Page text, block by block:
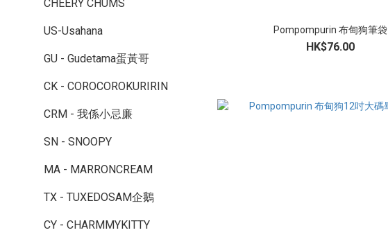
CHEERY CHUMS
US-Usahana
GU - Gudetama蛋黃哥
CK - COROCOROKURIRIN
CRM - 我係小忌廉
SN - SNOOPY
MA - MARRONCREAM
TX - TUXEDOSAM企鵝
CY - CHARMMYKITTY
Pompompurin 布甸狗筆袋
HK$76.00